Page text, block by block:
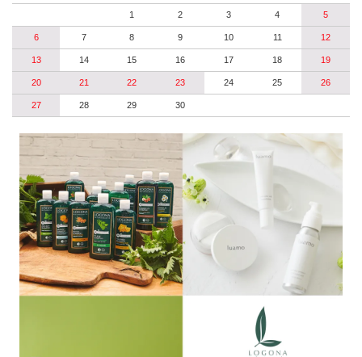
1 2 3 4 5
6 7 8 9 10 11 12
13 14 15 16 17 18 19
20 21 22 23 24 25 26
27 28 29 30